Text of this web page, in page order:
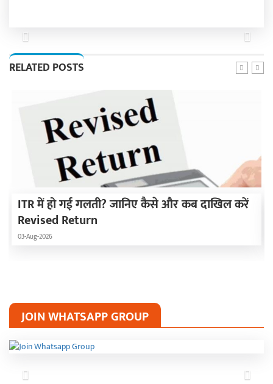
Previous Next
RELATED POSTS
ITR में हो गई गलती? जानिए कैसे और कब दाखिल करें
Revised Return
03-Aug-2026
JOIN WHATSAPP GROUP